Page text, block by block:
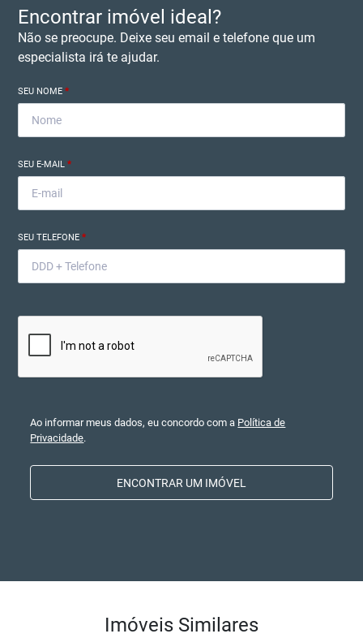
Encontrar imóvel ideal?
Não se preocupe. Deixe seu email e telefone que um
especialista irá te ajudar.
SEU NOME*
SEU E-MAIL*
SEU TELEFONE*
Ao informar meus dados, eu concordo com a Política de
Privacidade.
ENCONTRAR UM IMÓVEL
Imóveis Similares